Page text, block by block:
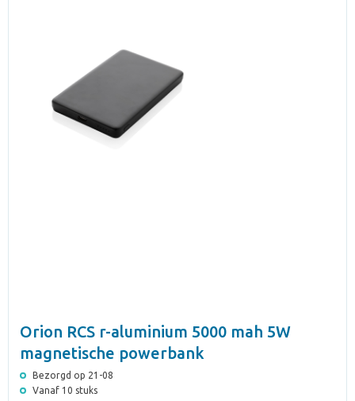
Orion RCS r-aluminium 5000 mah 5W
magnetische powerbank
Bezorgd op 21-08
Vanaf 10 stuks